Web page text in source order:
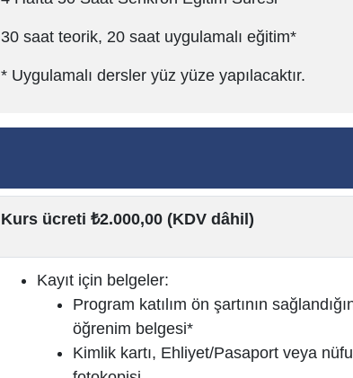
30 saat teorik, 20 saat uygulamalı eğitim*
* Uygulamalı dersler yüz yüze yapılacaktır.
Kurs ücreti ₺2.000,00 (KDV dâhil)
Kayıt için belgeler:
Program katılım ön şartının
öğrenim belgesi*
Kimlik kartı, Ehliyet/Pasaport veya